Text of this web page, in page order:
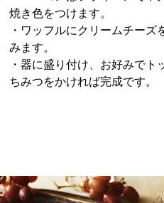
焼き色をつけます。
・ワッフルにクリームチー
みます。
・器に盛り付け、お好みで
ちみつをかければ完成です。